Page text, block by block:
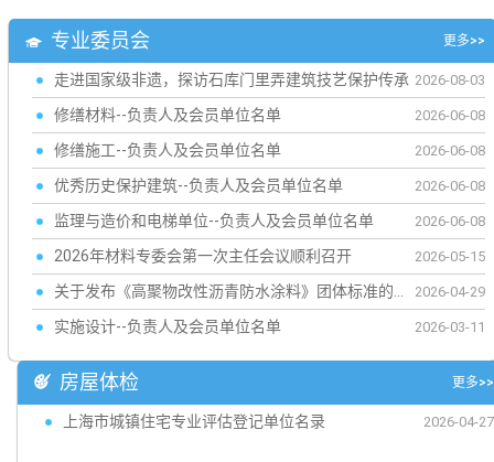
专业委员会 更多>>
走进国家级非遗，探访石库门里弄建筑技艺保护传承 2026-08-03
修缮材料--负责人及会员单位名单 2026-06-08
修缮施工--负责人及会员单位名单 2026-06-08
优秀历史保护建筑--负责人及会员单位名单 2026-06-08
监理与造价和电梯单位--负责人及会员单位名单 2026-06-08
2026年材料专委会第一次主任会议顺利召开 2026-05-15
2026-04-29
实施设计--负责人及会员单位名单 2026-03-11
房屋体检 更多>>
上海市城镇住宅专业评估登记单位名录 2026-04-27